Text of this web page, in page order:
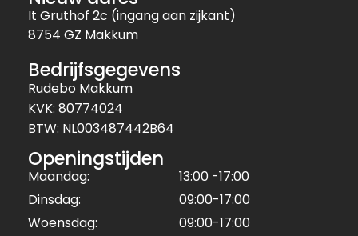
It Gruthof 2c (ingang aan zijkant)
8754 GZ Makkum
Bedrijfsgegevens
Rudebo Makkum
KVK: 80774024
BTW: NL003487442B64
Openingstijden
Maandag:
13:00 -17:00
Dinsdag:
09:00-17:00
Woensdag:
09:00-17:00